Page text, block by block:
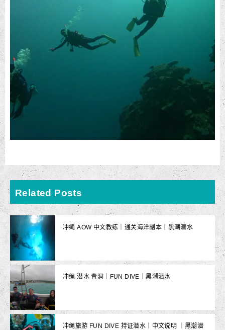
Related Posts
冲绳 AOW 中文教练｜通关海洋副本｜黑潮潜水
冲绳 潜水 青洞｜FUN DIVE｜黑潮潜水
冲绳旅游 FUN DIVE 持证潜水｜中文说明 ｜黑潮潜